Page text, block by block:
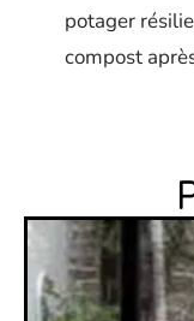
potager
compost